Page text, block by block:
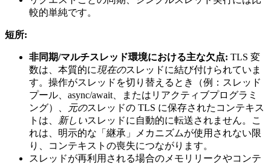
較的単純です。
短所:
非同期/マルチスレッド環境における主な欠点: TLS 変
数は、本質的に現在のスレッドに結び付けられていま
す。操作がスレッドを切り替えるとき（例：スレッド
プール、async/await、またはリアクティブプログラミ
ング）、
元のスレッドの TLS に保存されたコンテキス
トは、
新しいスレッドに自動的に転送されません。こ
れは、明示的な「継承」メカニズムが使用されない限
り、コンテキストの喪失につながります。
スレッドが再利用される場合のメモリリークやコンテ